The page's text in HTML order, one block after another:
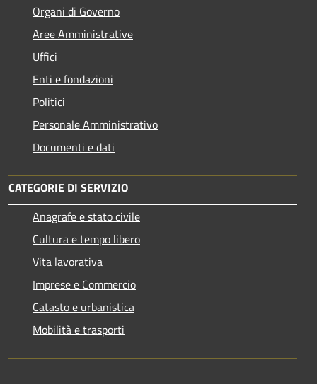
Organi di Governo
Aree Amministrative
Uffici
Enti e fondazioni
Politici
Personale Amministrativo
Documenti e dati
CATEGORIE DI SERVIZIO
Anagrafe e stato civile
Cultura e tempo libero
Vita lavorativa
Imprese e Commercio
Catasto e urbanistica
Mobilità e trasporti